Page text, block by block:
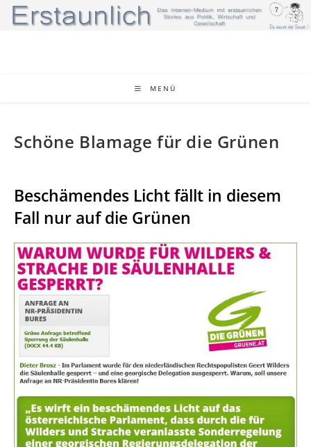
Zum
Inhalt
MENÜ
Schöne Blamage für die Grünen
Beschämendes Licht fällt in diesem
Fall nur auf die Grünen